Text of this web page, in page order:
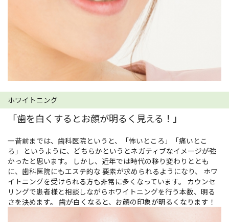
ホワイトニング
「歯を白くするとお顔が明るく見える！」
一昔前までは、歯科医院というと、「怖いところ」「痛いとこ
ろ」 というように、どちらかというとネガティブなイメージが強
かったと思います。 しかし、近年では時代の移り変わりととも
に、歯科医院にもエステ的な 要素が求められるようになり、 ホワ
イトニングを受けられる方も非常に多くなっています。 カウンセ
リングで患者様と相談しながらホワイトニングを行う本数、明る
さを決めます。 歯が白くなると、お顔の印象が明るくなります！